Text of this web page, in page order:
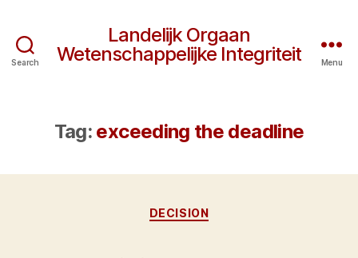
Search
Landelijk Orgaan
Wetenschappelijke Integriteit
Menu
Tag: exceeding the deadline
Categories
DECISION